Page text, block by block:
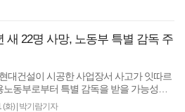
22명 사망, 노동부 특별 감독 주
대건설이 시공한 사업장서 사고가 잇따르
노동부로부터 특별 감독을 받을 가능성이
있다. 최근 울산 한 석유화학업체 대규모 공
(화)| 박기람기자